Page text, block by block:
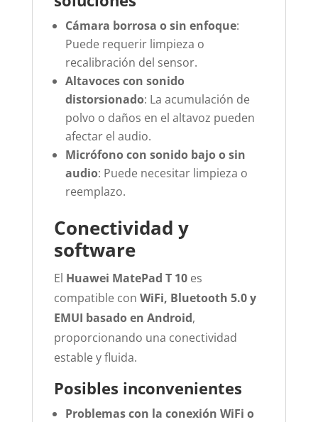
Cámara borrosa o sin enfoque:
Puede requerir limpieza o
recalibración del sensor.
Altavoces con sonido
distorsionado: La acumulación de
polvo o daños en el altavoz pueden
afectar el audio.
Micrófono con sonido bajo o sin
audio: Puede necesitar limpieza o
reemplazo.
Conectividad y
software
El Huawei MatePad T 10es
compatible con WiFi, Bluetooth 5.0 y
EMUI basado en Android,
proporcionando una conectividad
estable y fluida.
Posibles inconvenientes
Problemas con la conexión WiFi o